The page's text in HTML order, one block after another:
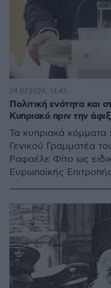
Πολιτική ενότητα και
Κυπριακό πριν την
Τα κυπριακά κόμματα
Γενικού Γραμματέα
Ραφαέλε Φίτο ως
Ευρωπαϊκής
24.07.2026, 14:43